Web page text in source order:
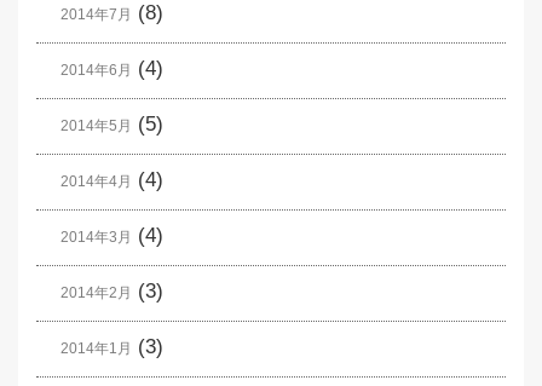
2014年7月 (8)
2014年6月 (4)
2014年5月 (5)
2014年4月 (4)
2014年3月 (4)
2014年2月 (3)
2014年1月 (3)